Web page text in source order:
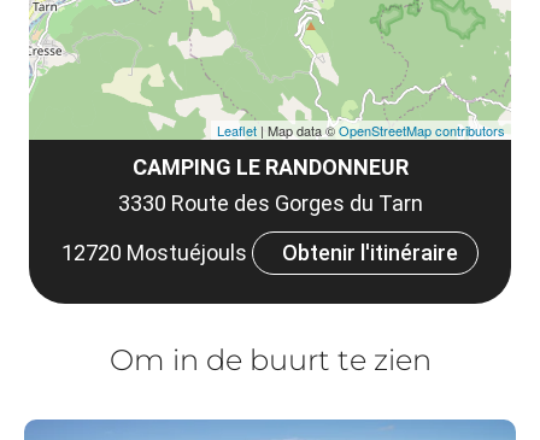
CAMPING LE RANDONNEUR
3330 Route des Gorges du Tarn
12720 Mostuéjouls
Obtenir l'itinéraire
Leaflet | Map data ©OpenStreetMap contributors
Om in de buurt te zien